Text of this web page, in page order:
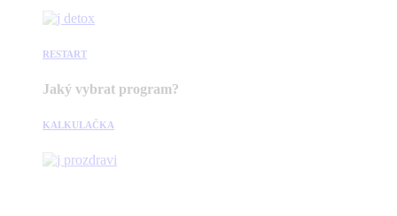
RESTART
Jaký vybrat program?
KALKULAČKA